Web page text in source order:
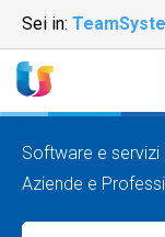
Sei in:
Software e servizi
Aziende e